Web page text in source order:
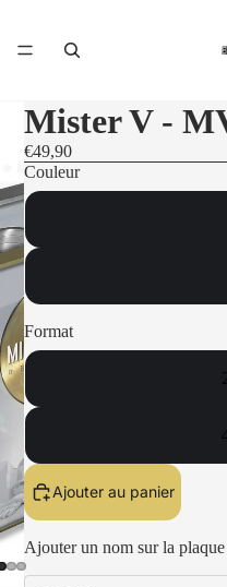
Mister V -
€49,90
Couleur
Format
Ajouter au panier
Ajouter un nom sur la